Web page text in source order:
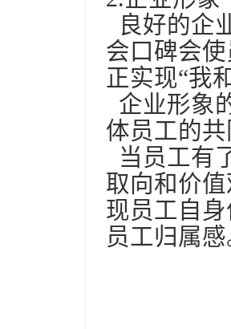
良好的企
会口碑会
正实现“我
企业形象
体员工的
当员工有
取向和价
现员工自
员工归属